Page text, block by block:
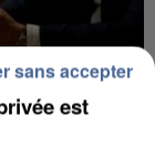
UN ÉLAN
est
sans accepter